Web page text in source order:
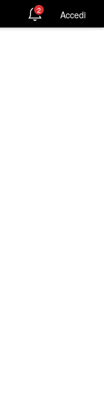
2 Accedi